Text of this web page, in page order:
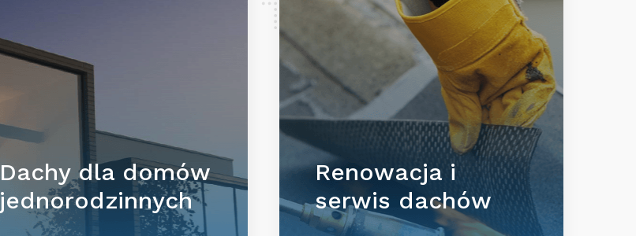
Dachy dla domów
jednorodzinnych
Renowacja i
serwis dachów